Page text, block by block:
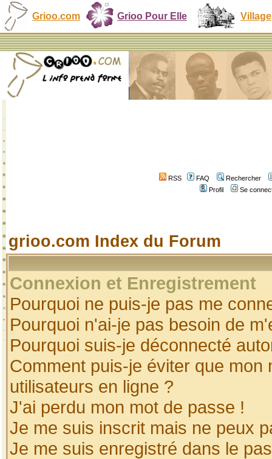
Grioo.com Grioo Pour Elle Village
RSS FAQ
Rechercher
Profil
Se
grioo.com Index du Forum
Connexion et Enregistrement
Pourquoi ne puis-je pas me
Pourquoi n'ai-je pas besoin de
Pourquoi suis-je déconnecté
Comment puis-je éviter que
utilisateurs en ligne ?
J'ai perdu mon mot de passe !
Je me suis inscrit mais ne peux
Je me suis enregistré dans le